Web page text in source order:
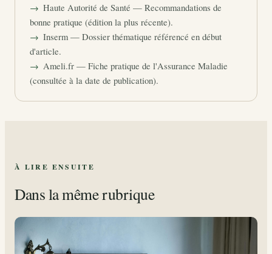
Haute Autorité de Santé — Recommandations de
bonne pratique (édition la plus récente).
Inserm — Dossier thématique référencé en début
d'article.
Ameli.fr — Fiche pratique de l'Assurance Maladie
(consultée à la date de publication).
À LIRE ENSUITE
Dans la même rubrique